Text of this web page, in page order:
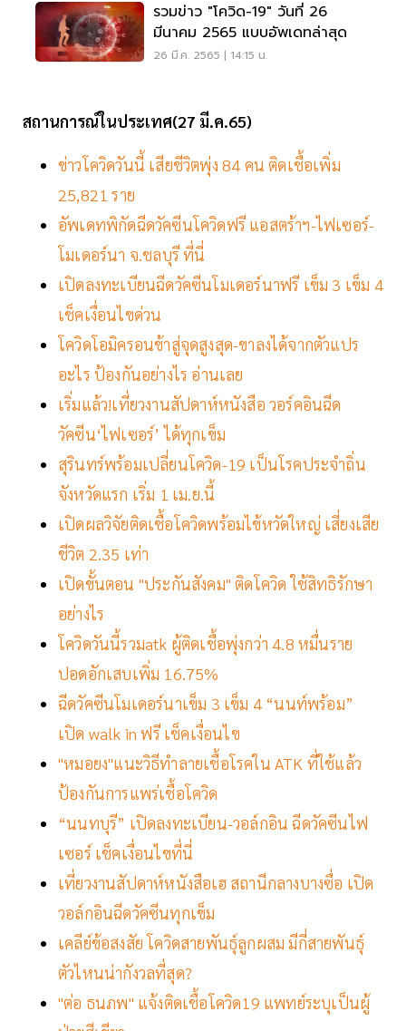
รวมข่าว "โควิด-19" วันที่ 26
มีนาคม 2565 แบบอัพเดทล่าสุด
26 มี.ค. 2565 | 14:15 น.
สถานการณ์ในประเทศ(27 มี.ค.65)
ข่าวโควิดวันนี้ เสียชีวิตพุ่ง 84 คน ติดเชื้อเพิ่ม
25,821 ราย
อัพเดทพิกัดฉีดวัคซีนโควิดฟรี แอสตร้าฯ-ไฟเซอร์-
โมเดอร์นา จ.ชลบุรี ที่นี่
เปิดลงทะเบียนฉีดวัคซีนโมเดอร์นาฟรี เข็ม 3 เข็ม 4
เช็คเงื่อนไขด่วน
โควิดโอมิครอนข้าสู่จุดสูงสุด-ขาลงได้จากตัวแปร
อะไร ป้องกันอย่างไร อ่านเลย
เริ่มแล้ว!เที่ยวงานสัปดาห์หนังสือ วอร์คอินฉีด
วัคซีน‘ไฟเซอร์’ ได้ทุกเข็ม
สุรินทร์พร้อมเปลี่ยนโควิด-19 เป็นโรคประจำถิ่น
จังหวัดแรก เริ่ม 1 เม.ย.นี้
เปิดผลวิจัยติดเชื้อโควิดพร้อมไข้หวัดใหญ่ เสี่ยงเสีย
ชีวิต 2.35 เท่า
เปิดขั้นตอน "ประกันสังคม" ติดโควิด ใช้สิทธิรักษา
อย่างไร
โควิดวันนี้รวมatk ผู้ติดเชื้อพุ่งกว่า 4.8 หมื่นราย
ปอดอักเสบเพิ่ม 16.75%
ฉีดวัคซีนโมเดอร์นาเข็ม 3 เข็ม 4 “นนท์พร้อม”
เปิด walk in ฟรี เช็คเงื่อนไข
"หมอยง"แนะวิธีทำลายเชื้อโรคใน ATK ที่ใช้แล้ว
ป้องกันการแพร่เชื้อโควิด
“นนทบุรี” เปิดลงทะเบียน-วอล์กอิน ฉีดวัคซีนไฟ
เซอร์ เช็คเงื่อนไขที่นี่
เที่ยวงานสัปดาห์หนังสือเฮ สถานีกลางบางซื่อ เปิด
วอล์กอินฉีดวัคซีนทุกเข็ม
เคลีย์ข้อสงสัย โควิดสายพันธุ์ลูกผสม มีกี่สายพันธุ์
ตัวไหนน่ากังวลที่สุด?
"ต่อ ธนภพ" แจ้งติดเชื้อโควิด19 แพทย์ระบุเป็นผู้